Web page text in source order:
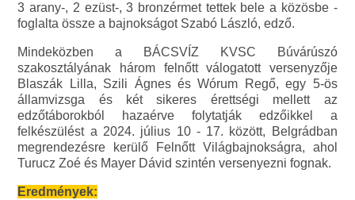
3 arany-, 2 ezüst-, 3 bronzérmet tettek bele a közösbe -
foglalta össze a bajnokságot Szabó László, edző.
Mindeközben a BÁCSVÍZ KVSC Búvárúszó
szakosztályának három felnőtt válogatott versenyzője
Blaszák Lilla, Szili Ágnes és Wórum Regő, egy 5-ös
államvizsga és két sikeres érettségi mellett az
edzőtáborokból hazaérve folytatják edzőikkel a
felkészülést a 2024. július 10 - 17. között, Belgrádban
megrendezésre kerülő Felnőtt Világbajnokságra, ahol
Turucz Zoé és Mayer Dávid szintén versenyezni fognak.
Eredmények: